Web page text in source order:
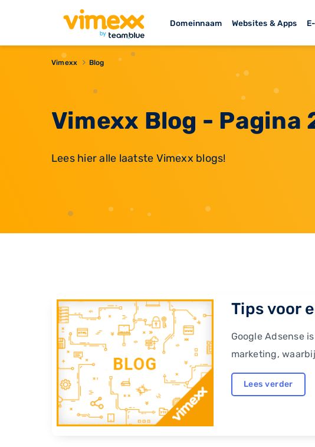
Domeinnaam Websites & Apps
Vimexx Blog
Vimexx Blog - Pagina
Lees hier alle laatste Vimexx blogs!
Tips voor
Google Adsense
marketing,
Lees verder